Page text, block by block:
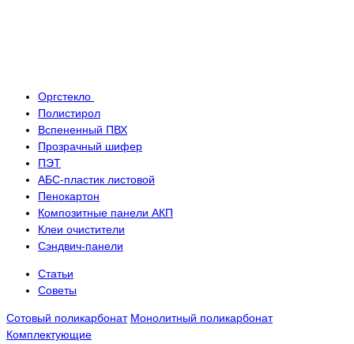
Оргстекло
Полистирол
Вспененный ПВХ
Прозрачный шифер
ПЭТ
АБС-пластик листовой
Пенокартон
Композитные панели АКП
Клеи очистители
Сэндвич-панели
Статьи
Советы
Сотовый поликарбонат Монолитный поликарбонат
Комплектующие